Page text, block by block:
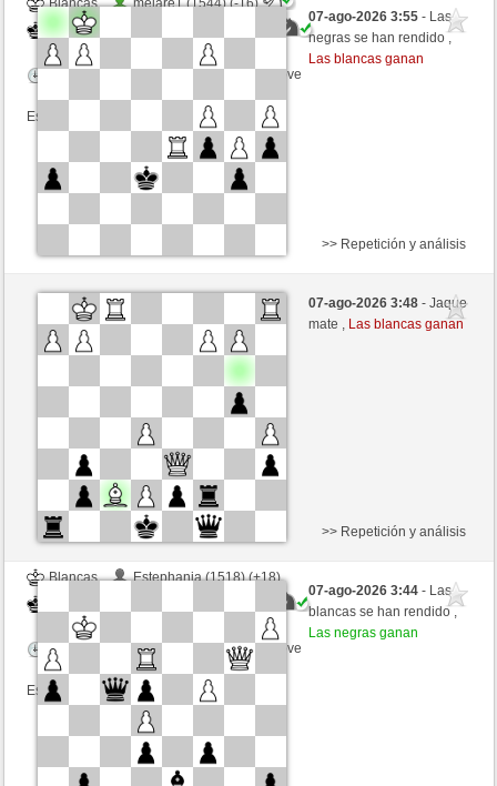
Blancas
melare1 (1544) (-16)
Negras
Tiempo: 8 minutes/side + 5 seconds/move
Esta partida es por puntos
07-ago-2026 3:55- Las
negras se han rendido ,
Las blancas ganan
Blancas
Estephania (1536) (+17)
Negras
mikisneki1 (1552) (-17)
Tiempo: 5 minutes/side + 8 seconds/move
>> Repetición y análisis
07-ago-2026 3:48- Jaque
mate , Las blancas ganan
Blancas
Estephania (1518) (+18)
Tiempo: 5 minutes/side + 8 seconds/move
Esta partida es por puntos
>> Repetición y análisis
07-ago-2026 3:44- Las
blancas se han rendido ,
Las negras ganan